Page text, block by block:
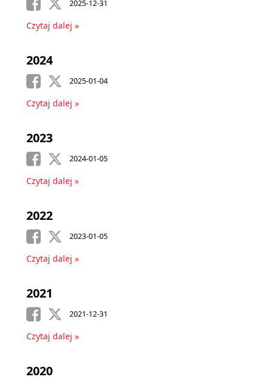
2025-12-31
Czytaj dalej »
2024
2025-01-04
Czytaj dalej »
2023
2024-01-05
Czytaj dalej »
2022
2023-01-05
Czytaj dalej »
2021
2021-12-31
Czytaj dalej »
2020